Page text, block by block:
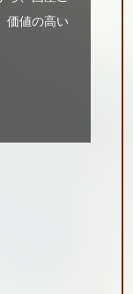
価値の高い